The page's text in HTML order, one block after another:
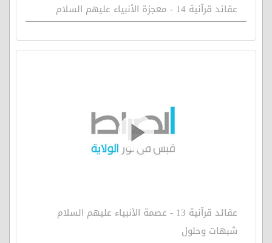
عقائد قرآنية 14 - معجزة الأنبياء عليهم السلام
عقائد قرآنية 13 - عصمة الأنبياء عليهم السلام
شبهات وحلول